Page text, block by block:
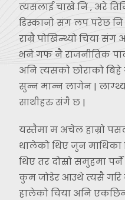
त्यसलाई चाखे नि , अरे
डिस्कानो संग लप परेछ
राम्रै पोखिन्थ्यो चिया
भने गफ नै राजनीतिक
अनि त्यसको छोराको
सुन्न मान्न लागेन |
साथीहरु संगै छ |
यस्तैमा म अचेल हाम्रो
थालेको थिए जुन
थिए तर दोस्रो समुहमा
कुम जोडेर आउथे त्यसै गरि
हालेको चिया अनि